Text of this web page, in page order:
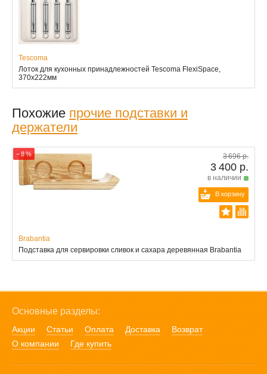
Tescoma
Лоток для кухонных принадлежностей Tescoma FlexiSpace,
370x222мм
Похожие прочие подставки и
держатели
− 8 % 3 696 р.
3 400 р.
в наличии
В корзину
Brabantia
Подставка для сервировки сливок и сахара деревянная Brabantia
Основные разделы:
Акции Статьи Оплата Доставка
Возврат
О компании
Где купить